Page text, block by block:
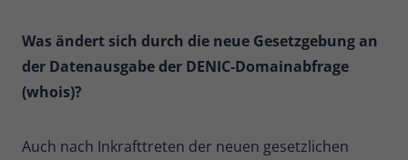
Was ändert sich durch die neue Gesetzgebung an
der Datenausgabe der DENIC-Domainabfrage
(whois)?
Auch nach Inkrafttreten der neuen gesetzlichen
Zweck
Kurzlebige Cookies, die zur
vorübergehenden Speicherung von
Daten für den Besuch verwendet